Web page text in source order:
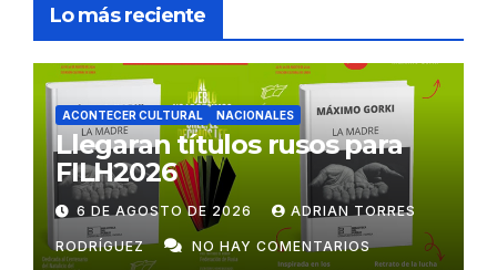
Lo más reciente
ACONTECER CULTURAL NACIONALES
Llegaran títulos rusos para
FILH2026
6 DE AGOSTO DE 2026 ADRIAN TORRES
RODRÍGUEZ NO HAY COMENTARIOS